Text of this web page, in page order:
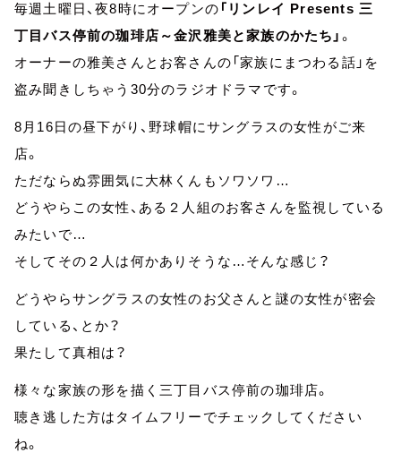
毎週土曜日、夜8時にオープンの 「リンレイ Presents 三
丁目バス停前の珈琲店～金沢雅美と家族のかたち」 。
オーナーの雅美さんとお客さんの「家族にまつわる話」を
盗み聞きしちゃう30分のラジオドラマです。
8月16日の昼下がり、野球帽にサングラスの女性がご来
店。
ただならぬ雰囲気に大林くんもソワソワ…
どうやらこの女性、ある２人組のお客さんを監視している
みたいで…
そしてその２人は何かありそうな…そんな感じ？
どうやらサングラスの女性のお父さんと謎の女性が密会
している、とか？
果たして真相は？
様々な家族の形を描く三丁目バス停前の珈琲店。
聴き逃した方はタイムフリーでチェックしてください
ね。